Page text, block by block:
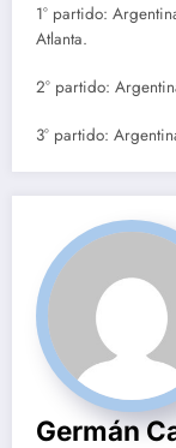
1° partido:
Atlanta.
2° partido:
3° partido:
Germán